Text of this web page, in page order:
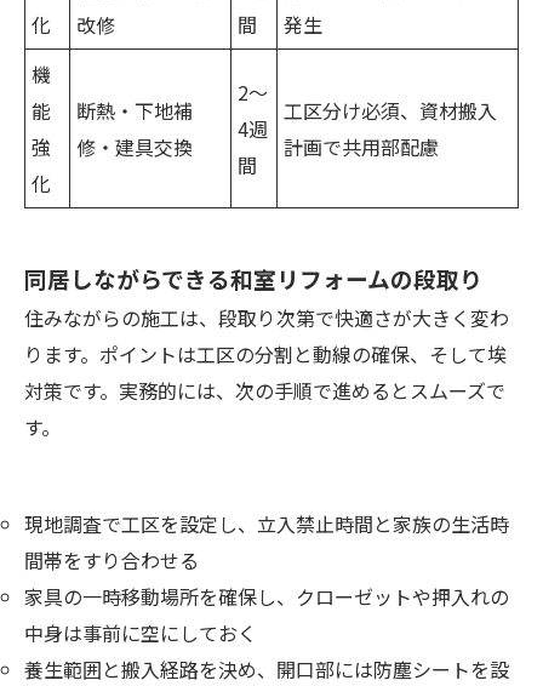
化
改修
間
発生
機
能
強
化
断熱・下地補
修・建具交換
2〜
4週
間
工区分け必須、資材搬入
計画で共用部配慮
同居しながらできる和室リフォームの段取り
住みながらの施工は、段取り次第で快適さが大きく変わ
ります。ポイントは工区の分割と動線の確保、そして埃
対策です。実務的には、次の手順で進めるとスムーズで
す。
現地調査で工区を設定し、立入禁止時間と家族の生活時
間帯をすり合わせる
家具の一時移動場所を確保し、クローゼットや押入れの
中身は事前に空にしておく
養生範囲と搬入経路を決め、開口部には防塵シートを設